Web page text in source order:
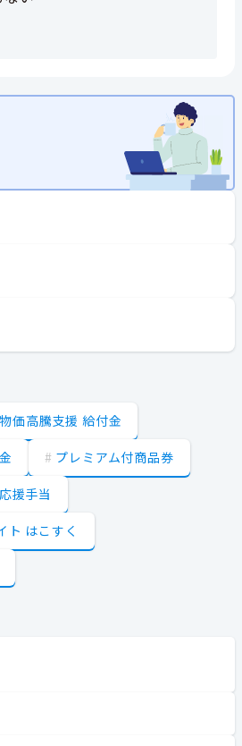
物価高騰支援 給付金
プレミアム付商品券
援手当
ト はこすく